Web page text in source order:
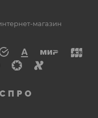
магазин